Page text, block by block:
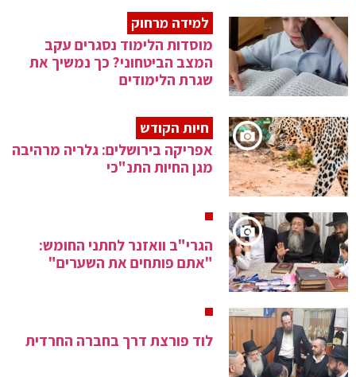
למידה מרחוק
מוסדות הלימוד נסגרים עקב
המצב הביטחוני? כך נמשיך את
שגרת הלימודים
חיות הקודש
אפריקה בירושלים: גלריה מרהיבה
מגן החיות התנ"כי
הגרי"ב וואזנר לחתני החומש:
"אתם פותחים את השערים"
לוד פורצת דרך בחברה החרדית